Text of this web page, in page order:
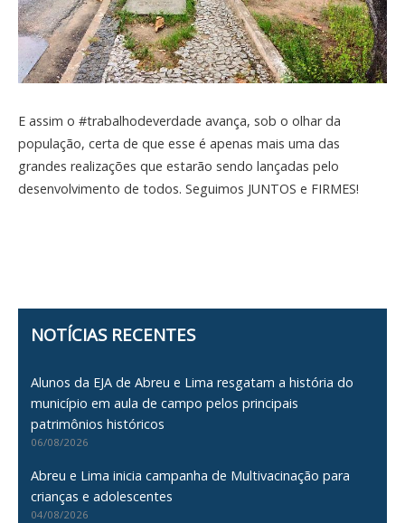
E assim o #trabalhodeverdade avança, sob o olhar da
população, certa de que esse é apenas mais uma das
grandes realizações que estarão sendo lançadas pelo
desenvolvimento de todos. Seguimos JUNTOS e FIRMES!
NOTÍCIAS RECENTES
Alunos da EJA de Abreu e Lima resgatam a história do
município em aula de campo pelos principais
patrimônios históricos
06/08/2026
Abreu e Lima inicia campanha de Multivacinação para
crianças e adolescentes
04/08/2026